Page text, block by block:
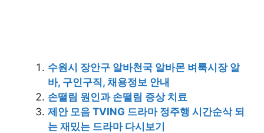
수원시 장안구 알바천국 알바몬 벼룩시장 알
바, 구인구직, 채용정보 안내
손떨림 원인과 손떨림 증상 치료
제안 모음 TVING 드라마 정주행 시간순삭 되
는 재밌는 드라마 다시보기